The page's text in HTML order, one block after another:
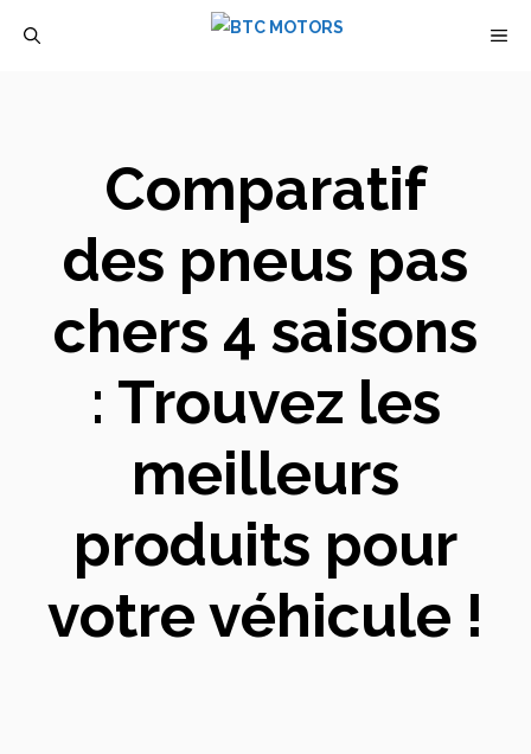
Comparatif
des pneus pas
chers 4 saisons
: Trouvez les
meilleurs
produits pour
votre véhicule !